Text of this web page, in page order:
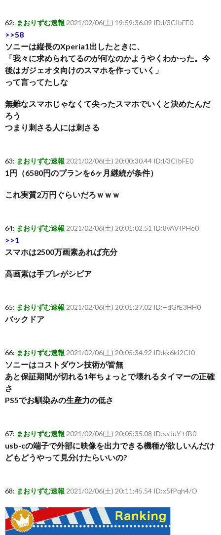
62: まおりずむ速報 2021/02/06(土) 19:59:36.09 ID:l/3CIbFE0
>>58
ソニーは縦長のXperia1出したときに、
「我々に求められてるのが何なのかようやくわかった。今
後はガジェオタ向けのスマホを作っていく」
って言ってたしな
無難なスマホじゃなくて尖ったスマホでいくと決めたんだ
ろう
つまり刺さる人には刺さる
63: まおりずむ速報 2021/02/06(土) 20:00:30.44 ID:l/3CIbFE0
1円（6580円のプランを6ヶ月継続が条件）
これ実質2万円ぐらいだろｗｗｗ
64: まおりずむ速報 2021/02/06(土) 20:01:02.51 ID:8vAVIPHe0
>>1
スマホは2500万画素あれば充分
高画素は手ブレがシビア
65: まおりずむ速報 2021/02/06(土) 20:01:27.02 ID:+dGfE3HH0
バックドア
66: まおりずむ速報 2021/02/06(土) 20:05:34.92 ID:kk6kI2CI0
ソニーはコストダウン技術が皆無
あと保証期間が切れる1年ちょっとで壊れるタイマーの正確
さ
PS5でお馴染みの生産力の低さ
67: まおりずむ速報 2021/02/06(土) 20:05:35.08 ID:ssJuY+fB0
usb-cの端子で外部に映像を出力できる機種が欲しいんだけ
どもどうやって見分けたらいいの?
68: まおりずむ速報 2021/02/06(土) 20:11:45.54 ID:x5fPqh4/O